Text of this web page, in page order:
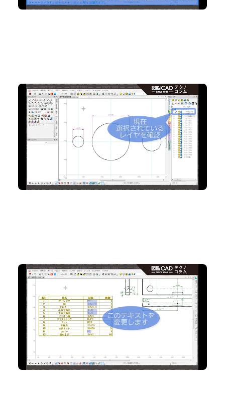
No.87 文字の自動レイヤー振り分けで、文字レイヤ
ーをラクラク管理
No.86 複数の文字を一度に変更！ 「一括文字編集」
機能
2D CAD